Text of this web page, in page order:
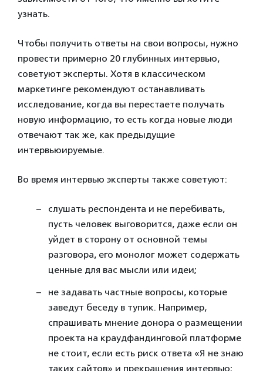
узнать.
Чтобы получить ответы на свои вопросы, нужно
провести примерно 20 глубинных интервью,
советуют эксперты. Хотя в классическом
маркетинге рекомендуют останавливать
исследование, когда вы перестаете получать
новую информацию, то есть когда новые люди
отвечают так же, как предыдущие
интервьюируемые.
Во время интервью эксперты также советуют:
слушать респондента и не перебивать,
пусть человек выговорится, даже если он
уйдет в сторону от основной темы
разговора, его монолог может содержать
ценные для вас мысли или идеи;
не задавать частные вопросы, которые
заведут беседу в тупик. Например,
спрашивать мнение донора о размещении
проекта на краудфандинговой платформе
не стоит, если есть риск ответа «Я не знаю
таких сайтов» и прекращения интервью;